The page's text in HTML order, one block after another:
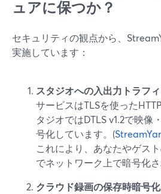
ュアに保つか？
セキュリティの観点から、
実施しています：
スタジオへの入出力トラフ
サービスはTLSを使った
タジオではDTLS v1.2で映像
号化しています。(
これにより、あなたやゲス
でネットワーク上で暗号化さ
クラウド録画の保存時暗号化